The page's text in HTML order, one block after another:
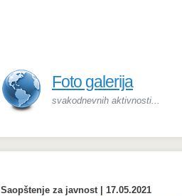
Foto galerija
svakodnevnih aktivnosti...
Saopštenje za javnost | 17.05.2021